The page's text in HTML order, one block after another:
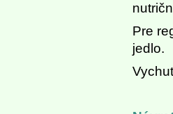
Pre
jedlo.